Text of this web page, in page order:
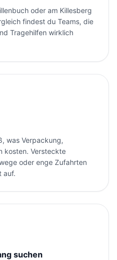
oder am Killesberg
findest du Teams, die
Tragehilfen wirklich
was Verpackung,
kosten. Versteckte
oder enge Zufahrten
auf.
suchen